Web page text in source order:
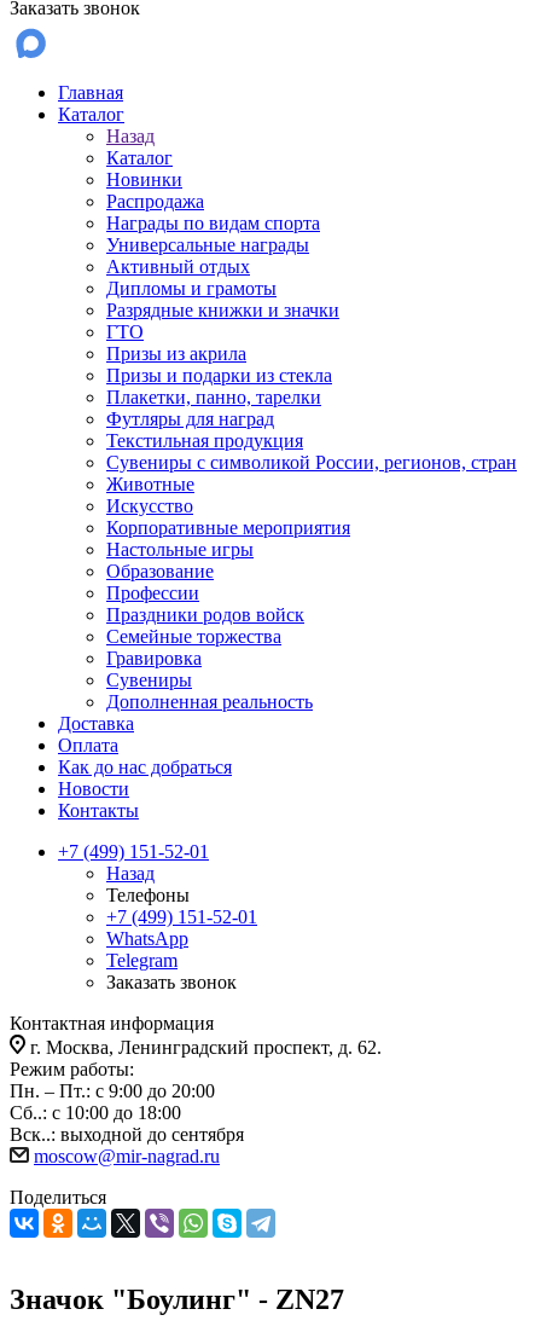
Заказать звонок
Главная
Каталог
Назад
Каталог
Новинки
Распродажа
Награды по видам спорта
Универсальные награды
Активный отдых
Дипломы и грамоты
Разрядные книжки и значки
ГТО
Призы из акрила
Призы и подарки из стекла
Плакетки, панно, тарелки
Футляры для наград
Текстильная продукция
Сувениры с символикой России, регионов, стран
Животные
Искусство
Корпоративные мероприятия
Настольные игры
Образование
Профессии
Праздники родов войск
Семейные торжества
Гравировка
Сувениры
Дополненная реальность
Доставка
Оплата
Как до нас добраться
Новости
Контакты
+7 (499) 151-52-01
Назад
Телефоны
+7 (499) 151-52-01
WhatsApp
Telegram
Заказать звонок
Контактная информация
г. Москва, Ленинградский проспект, д. 62.
Режим работы:
Пн. – Пт.: с 9:00 до 20:00
Сб..: с 10:00 до 18:00
Вск..: выходной до сентября
moscow@mir-nagrad.ru
Поделиться
Значок "Боулинг" - ZN27